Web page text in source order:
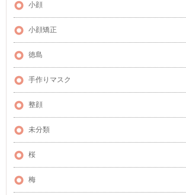
小顔
小顔矯正
徳島
手作りマスク
整顔
未分類
桜
梅